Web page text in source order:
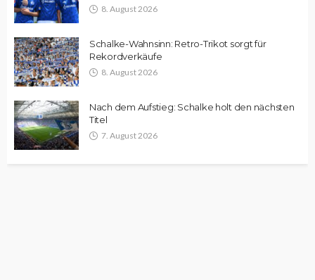
8. August 2026
Schalke-Wahnsinn: Retro-Trikot sorgt für
Rekordverkäufe
8. August 2026
Nach dem Aufstieg: Schalke holt den nächsten
Titel
7. August 2026